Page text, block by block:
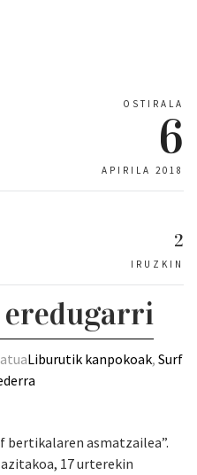
OSTIRALA
6
APIRILA 2018
2
IRUZKIN
eredugarri
Liburutik kanpokoak, Surf
bertikalaren asmatzailea”.
17 urterekin